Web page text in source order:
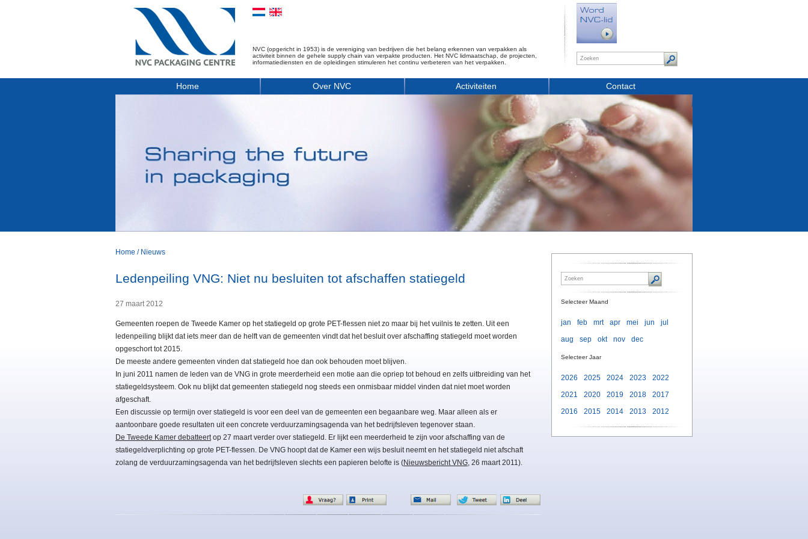
NVC (opgericht in 1953) is de vereniging van bedrijven die het belang erkennen van verpakken als
activiteit binnen de gehele supply chain van verpakte producten. Het NVC lidmaatschap, de projecten,
informatiediensten en de opleidingen stimuleren het continu verbeteren van het verpakken.
Home Over NVC Activiteiten Contact
Home / Nieuws
Ledenpeiling VNG: Niet nu besluiten tot afschaffen statiegeld
27 maart 2012
Gemeenten roepen de Tweede Kamer op het statiegeld op grote PET-flessen niet zo maar bij het vuilnis te zetten. Uit een
ledenpeiling blijkt dat iets meer dan de helft van de gemeenten vindt dat het besluit over afschaffing statiegeld moet worden
opgeschort tot 2015.
De meeste andere gemeenten vinden dat statiegeld hoe dan ook behouden moet blijven.
In juni 2011 namen de leden van de VNG in grote meerderheid een motie aan die opriep tot behoud en zelfs uitbreiding van het
statiegeldsysteem. Ook nu blijkt dat gemeenten statiegeld nog steeds een onmisbaar middel vinden dat niet moet worden
afgeschaft.
Een discussie op termijn over statiegeld is voor een deel van de gemeenten een begaanbare weg. Maar alleen als er
aantoonbare goede resultaten uit een concrete verduurzamingsagenda van het bedrijfsleven tegenover staan.
De Tweede Kamer debatteertop 27 maart verder over statiegeld. Er lijkt een meerderheid te zijn voor afschaffing van de
statiegeldverplichting op grote PET-flessen. De VNG hoopt dat de Kamer een wijs besluit neemt en het statiegeld niet afschaft
zolang de verduurzamingsagenda van het bedrijfsleven slechts een papieren belofte is (Nieuwsbericht VNG, 26 maart 2011).
Selecteer Maand
jan feb mrt apr mei jun
jul
aug
sep okt nov dec
Selecteer Jaar
2026 2025 2024 2023
2022
2021
2020 2019 2018
2017
2016
2015 2014 2013 2012